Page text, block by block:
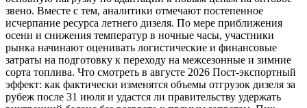
звено. Вместе с тем, аналитики отмечают постепенное
исчерпание ресурса летнего дизеля. По мере приближения
осени и снижения температур в ночные часы, участники
рынка начинают оценивать логистические и финансовые
затраты на подготовку к переходу на межсезонные и зимние
сорта топлива. Что смотреть в августе 2026 Пост-экспортный
эффект: как фактически изменятся объемы отгрузок дизеля за
рубеж после 31 июля и удастся ли правительству удержать